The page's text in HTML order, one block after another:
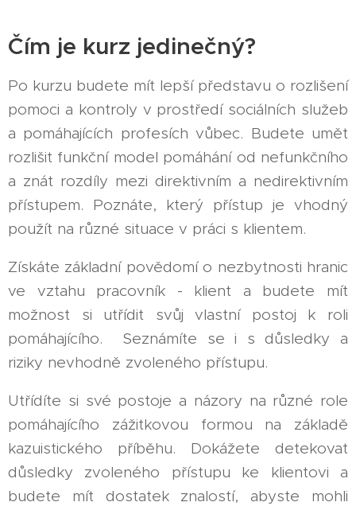
Čím je kurz jedinečný?
Po kurzu budete mít lepší představu o rozlišení
pomoci a kontroly v prostředí sociálních služeb
a pomáhajících profesích vůbec. Budete umět
rozlišit funkční model pomáhání od nefunkčního
a znát rozdíly mezi direktivním a nedirektivním
přístupem. Poznáte, který přístup je vhodný
použít na různé situace v práci s klientem.
Získáte základní povědomí o nezbytnosti hranic
ve vztahu pracovník - klient a budete mít
možnost si utřídit svůj vlastní postoj k roli
pomáhajícího. Seznámíte se i s důsledky a
riziky nevhodně zvoleného přístupu.
Utřídíte si své postoje a názory na různé role
pomáhajícího zážitkovou formou na základě
kazuistického příběhu. Dokážete detekovat
důsledky zvoleného přístupu ke klientovi a
budete mít dostatek znalostí, abyste mohli